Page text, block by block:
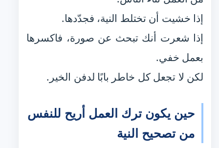
إذا خشيت أن تختلط النية، فجدّدها.
إذا شعرت أنك تبحث عن صورة، فاكسرها
بعمل خفي.
لكن لا تجعل كل خاطر بابًا لدفن الخير.
حين يكون ترك العمل أريح للنفس
من تصحيح النية